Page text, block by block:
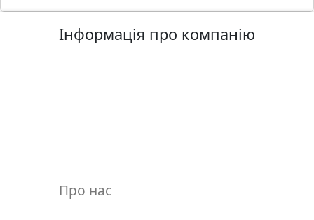
Інформація про компанію
Про нас